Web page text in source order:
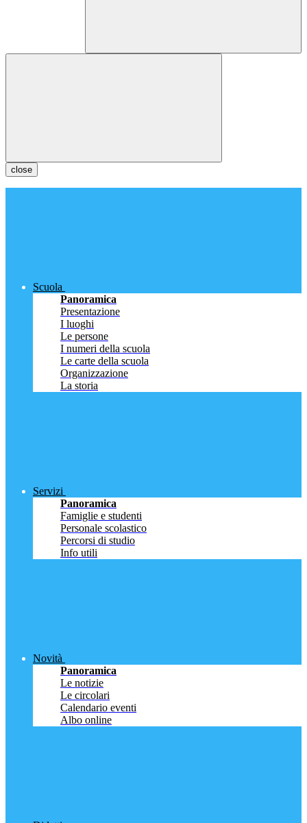
close
Scuola
Panoramica
Presentazione
I luoghi
Le persone
I numeri della scuola
Le carte della scuola
Organizzazione
La storia
Servizi
Panoramica
Famiglie e studenti
Personale scolastico
Percorsi di studio
Info utili
Novità
Panoramica
Le notizie
Le circolari
Calendario eventi
Albo online